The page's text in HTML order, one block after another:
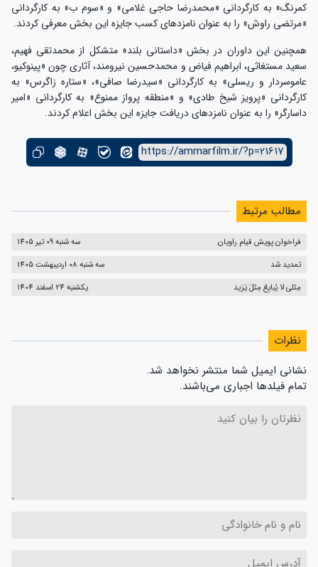
کمرنگ» به کارگردانی «محمدرضا حاجی غلامی» و «سوم ب» به کارگردانی
«مرتضی راوش» را به عنوان نامزدهای کسب جایزه این بخش معرفی کردند.
همچنین این داوران در بخش «داستانی بلند» متشکل از محمدتقی فهیم،
سعید مستغاثی، ابراهیم فیاض و محمدحسین نیرومند، آثاری چون «پینوکیو،
عاموسردار و ریسلی» به کارگردانی «سیدرضا صافی»، «ستاره زاگرس» به
کارگردانی «پرویز شیخ طادی» و «منطقه پرواز ممنوع» به کارگردانی «امیر
داسارگر» را به عنوان نامزدهای دریافت جایزه این بخش اعلام کردند.
https://ammarfilm.ir/?p=21617
مطالب مرتبط
فراخوان پویش قیام راویان
سه شنبه 09 تیر 1405
تمدید شد
سه شنبه 08 اردیبهشت 1405
مِثلی لا یُبایِعُ مِثلَ یَزید
یکشنبه 24 اسفند 1404
نظرات
نشانی ایمیل شما منتشر نخواهد شد.
تمام فیلدها اجباری می‌باشند.